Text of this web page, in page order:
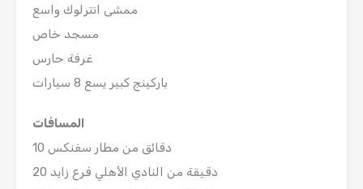
ممشى انترلوك واسع
مسجد خاص
غرفة حارس
باركينج كبير يسع 8 سيارات
المسافات
10 دقائق من مطار سفنكس
20 دقيقة من النادي الأهلي فرع زايد